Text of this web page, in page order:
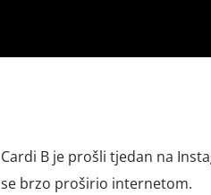
Cardi B je prošli tjedan na
se brzo proširio internetom.